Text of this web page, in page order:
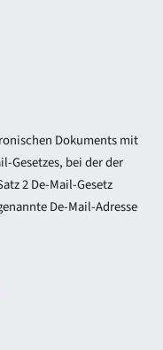
Dokuments mit
Gesetzes, bei der der
2 De-Mail-Gesetz
De-Mail-Adresse